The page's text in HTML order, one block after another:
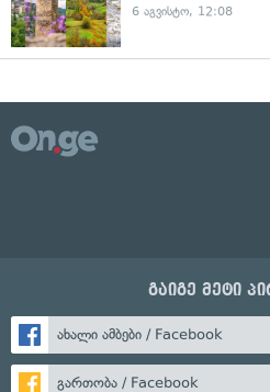
6 აგვისტო, 12:08
გაიგე მეტი
ახალი ამბები / Facebook
გართობა / Facebook